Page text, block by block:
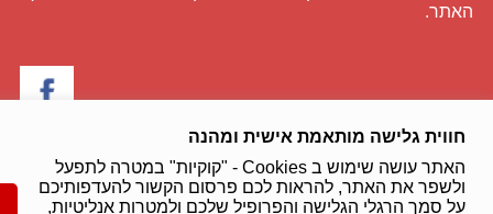
חווית גלישה מותאמת אישית ומהנה
האתר עושה שימוש ב Cookies - "קוקיות" במטרה לתפעל
ולשפר את האתר, להראות לכם פרסום הקשור להעדפותיכם
על סמך הרגלי הגלישה והפרופיל שלכם ולמטרות אנליטיות,
האתר.